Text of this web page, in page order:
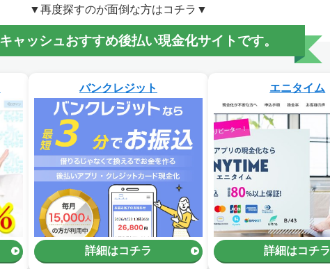
▼再度探すのが面倒な方はコチラ▼
ャッシュおすすめ後払い現金化サイトです。
バンクレジット
詳細はコチラ
エニタイム
詳細はコチラ